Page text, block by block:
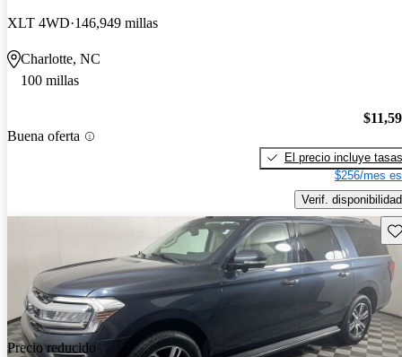
XLT 4WD 146,949 millas
Charlotte, NC
100 millas
Buena oferta
El precio incluye tasas
$256/mes
Verif. disponibilidad
Precio reducido